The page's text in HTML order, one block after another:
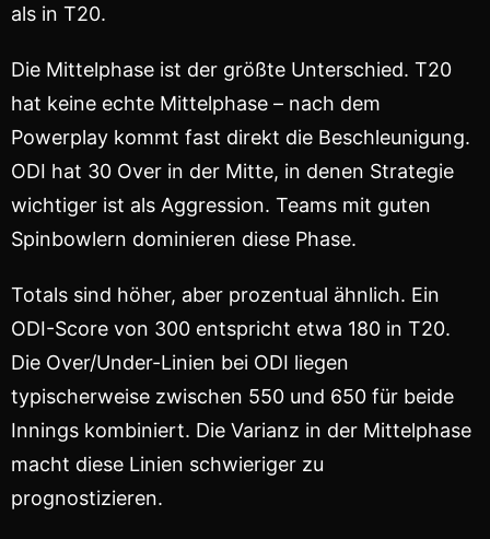
als in T20.
Die Mittelphase ist der größte Unterschied. T20
hat keine echte Mittelphase – nach dem
Powerplay kommt fast direkt die Beschleunigung.
ODI hat 30 Over in der Mitte, in denen Strategie
wichtiger ist als Aggression. Teams mit guten
Spinbowlern dominieren diese Phase.
Totals sind höher, aber prozentual ähnlich. Ein
ODI-Score von 300 entspricht etwa 180 in T20.
Die Over/Under-Linien bei ODI liegen
typischerweise zwischen 550 und 650 für beide
Innings kombiniert. Die Varianz in der Mittelphase
macht diese Linien schwieriger zu
prognostizieren.